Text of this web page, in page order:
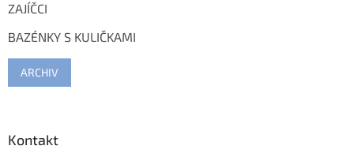
ZAJÍČCI
BAZÉNKY S KULIČKAMI
ARCHIV
Kontakt